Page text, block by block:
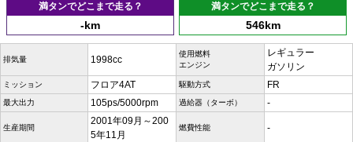
満タンでどこまで走る？
-km
満タンでどこまで走る？
546km
排気量 1998cc
使用燃料
エンジン
レギュラー
ガソリン
ミッション フロア4AT 駆動方式 FR
最大出力 105ps/5000rpm 過給器（ターボ） -
生産期間
2001年09月～200
5年11月
燃費性能 -